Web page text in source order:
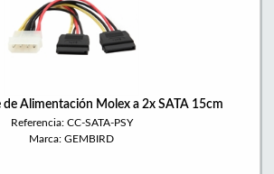
de Alimentación Molex a 2x SATA 15cm
Referencia: CC-SATA-PSY
Marca: GEMBIRD